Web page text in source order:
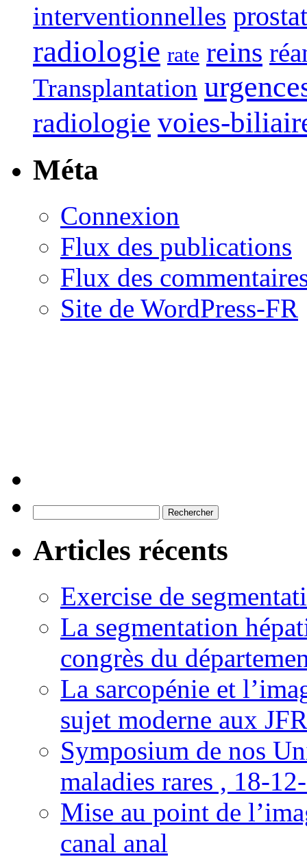
interventionnelles
radiologie rate reins
Transplantation
radiologie voies-
Méta
Connexion
Flux des publications
Flux des
Site de WordPress-FR
Articles récents
Exercise de
La segmentation
congrès du
La sarcopénie et
sujet moderne aux
Symposium de nos
maladies rares , 18-
Mise au point de
canal anal